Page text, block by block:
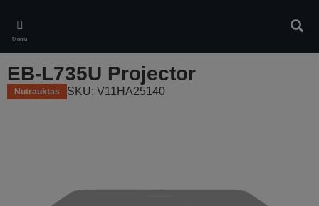
main
content
Meniu
EB-L735U Projector
Nutrauktas SKU: V11HA25140